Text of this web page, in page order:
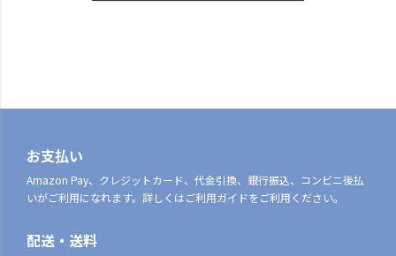
お支払い
Amazon Pay、クレジットカード、代金引換、銀行振込、コンビニ後払
いがご利用になれます。詳しくはご利用ガイドをご利用ください。
配送・送料